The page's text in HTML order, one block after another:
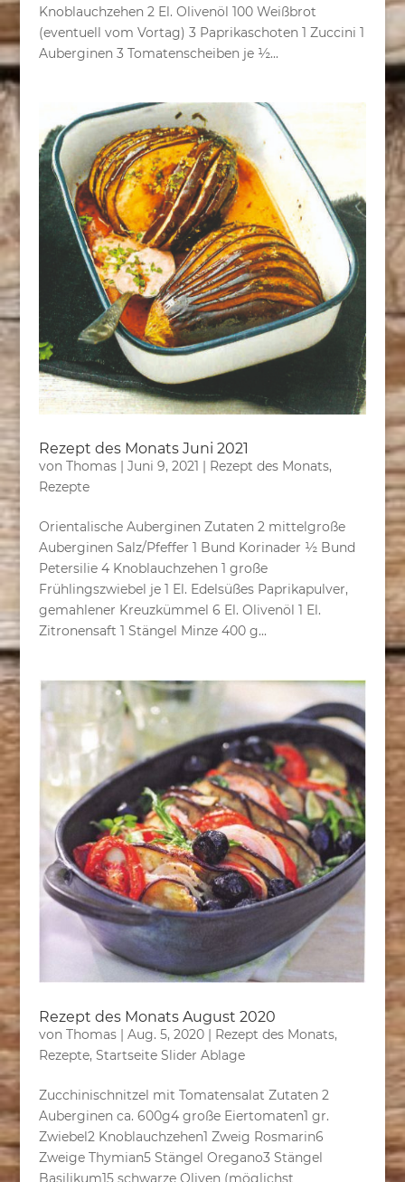
Knoblauchzehen 2 El. Olivenöl 100 Weißbrot
(eventuell vom Vortag) 3 Paprikaschoten 1 Zuccini 1
Auberginen 3 Tomatenscheiben je ½...
Rezept des Monats Juni 2021
von Thomas| Juni 9, 2021 | Rezept des Monats,
Rezepte
Orientalische Auberginen Zutaten 2 mittelgroße
Auberginen Salz/Pfeffer 1 Bund Korinader ½ Bund
Petersilie 4 Knoblauchzehen 1 große
Frühlingszwiebel je 1 El. Edelsüßes Paprikapulver,
gemahlener Kreuzkümmel 6 El. Olivenöl 1 El.
Zitronensaft 1 Stängel Minze 400 g...
Rezept des Monats August 2020
von Thomas| Aug. 5, 2020| Rezept des Monats,
Rezepte, Startseite Slider Ablage
Zucchinischnitzel mit Tomatensalat Zutaten 2
Auberginen ca. 600g4 große Eiertomaten1 gr.
Zwiebel2 Knoblauchzehen1 Zweig Rosmarin6
Zweige Thymian5 Stängel Oregano3 Stängel
Basilikum15 schwarze Oliven (möglichst